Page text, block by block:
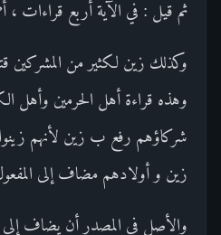
ثم قيل : في الآية أربع قراءات ،
وكذلك زين لكثير من المشركين
وهذه قراءة أهل الحرمين وأهل
شركاؤهم رفع ب زين لأنهم
زين و أولادهم مضاف إلى
والأصل في المصدر أن يضاف إلى